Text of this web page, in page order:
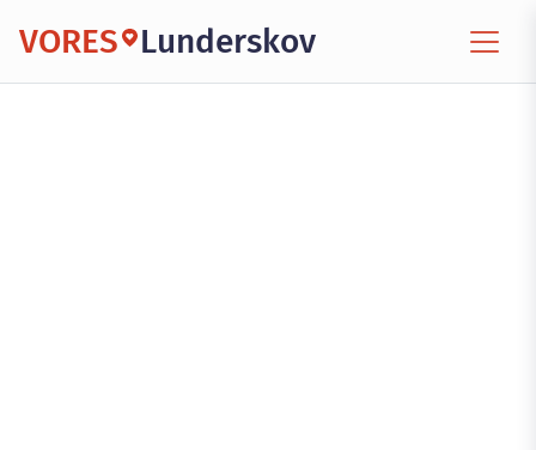
VORES Lunderskov